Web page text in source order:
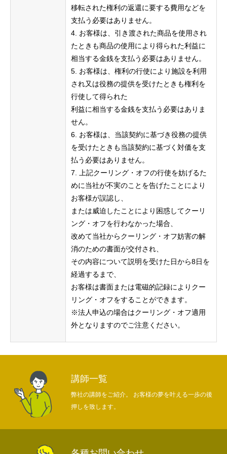
移転された権利の返還に要する費⽤などを
⽀払う必要はありません。
4. お客様は、引き渡された商品を使⽤され
たときも商品の使⽤により得られた利益に
相当する⾦銭を⽀払う必要はありません。
5. お客様は、権利の⾏使により施設を利⽤
され⼜は役務の提供を受けたときも権利を
⾏使して得られた
利益に相当する⾦銭を⽀払う必要はありま
せん。
6. お客様は、当該契約に基づき役務の提供
を受けたときも当該契約に基づく対価を⽀
払う必要はありません。
7. 上記クーリング・オフの⾏使を妨げるた
めに当社が不実のことを告げたことにより
お客様が誤認し、
または威迫したことにより困惑してクーリ
ング・オフを⾏わなかった場合、
改めて当社からクーリング・オフ妨害の解
消のための書⾯が交付され、
その内容について説明を受けた⽇から8⽇を
経過するまで、
お客様は書⾯または電磁的記録によりクー
リング・オフをすることができます。
※法⼈申込の場合はクーリング・オフ適⽤
外となりますのでご注意ください。
講師一覧
弊社の講師をご紹介。 お客様の夢を叶える一歩の後
押しを致します。